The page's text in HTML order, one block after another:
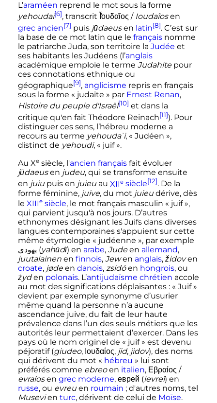
L’araméen reprend le mot sous la forme
yehoudaï[6], transcrit Ῐ̓ουδαῖος / Ioudaîosen
grec ancien[7] puis jūdaeusen latin[8]. C’est sur
la base de ce mot latin que le françaisnomme
le patriarche Juda, son territoire la Judée et
ses habitants les Judéens (l’anglais
académique emploie le terme Judahitepour
ces connotations ethnique ou
géographique[9], anglicisme repris en français
sous la forme « judaïte » par Ernest Renan,
Histoire du peuple d'Israël[10] et dans la
critique qu'en fait Théodore Reinach[11]). Pour
distinguer ces sens, l’hébreu moderne a
recours au terme yehoudaʾi, « Judéen »,
distinct de yehoudi, « juif ».
Au Xe siècle, l'ancien françaisfait évoluer
jūdaeusen judeu, qui se transforme ensuite
en juiupuis en juieuau XIIesiècle[12]. De la
forme féminine, juive,du mot juieudérive, dès
le XIIIesiècle, le mot français masculin « juif »,
qui parvient jusqu'à nos jours. D’autres
ethnonymes désignant les Juifs dans diverses
langues contemporaines s'appuient sur cette
même étymologie « judéenne », par exemple
يهودي (yahūdī) en arabe, Judeen allemand,
juutalainenen finnois, Jewen anglais,židoven
croate, jødeen danois, zsidóen hongrois, ou
żyden polonais. L’antijudaïsme chrétien accole
au mot des significations déplaisantes : « Juif »
devient par exemple synonyme d’usurier
même quand la personne n’a aucune
ascendance juive, du fait de leur haute
prévalence dans l’un des seuls métiers que les
autorités leur permettaient d’exercer. Dans les
pays où le nom originel de « juif » est devenu
péjoratif (giudeo, Ιουδαίος, jid, jidov), des noms
qui dérivent du mot « hébreu » lui sont
préférés comme ebreoen italien, Εβραίος /
evraíosen grec moderne, еврей (ievreï) en
russe, ou evreuen roumain ; d'autres noms, tel
Musevien turc, dérivent de celui de Moïse.